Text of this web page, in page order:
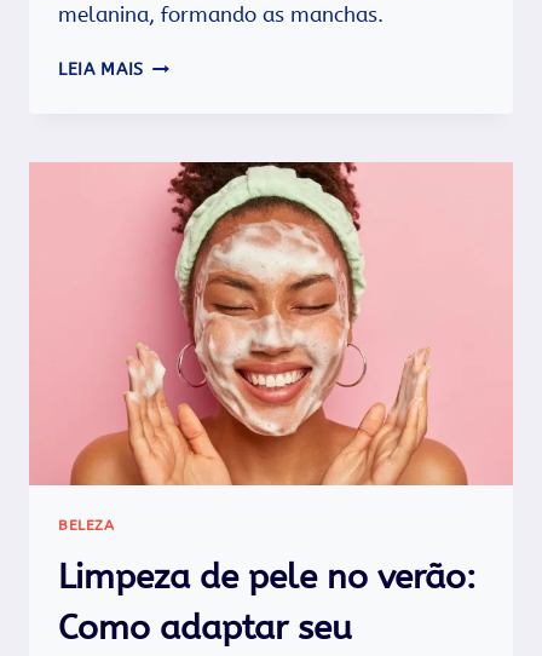
melanina, formando as manchas.
LEIA MAIS MANCHAS
VERÃO:
COMO
PREVENIR
TRATAR?
BELEZA
Limpeza de pele no verão:
Como adaptar seu